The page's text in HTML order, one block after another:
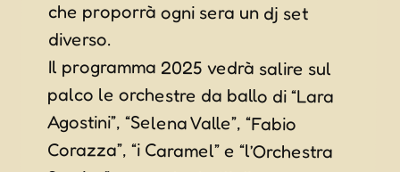
diverso.
Il programma 2025 vedrà salire sul
palco le orchestre da ballo di “Lara
Agostini”, “Selena Valle”, “Fabio
Corazza”, “i Caramel” e “l’Orchestra
Sorriso” ma anche balli di gruppo con
“Mauro e Dj Zeta”, teatro all’aperto e